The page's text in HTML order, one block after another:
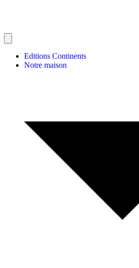
Editions Continents
Notre maison